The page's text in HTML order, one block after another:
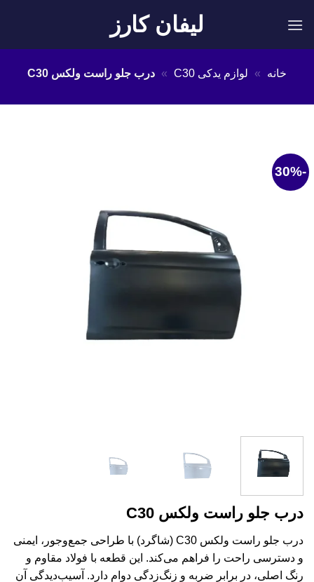
لیفان کارز
خانه » لوازم یدکی C30 » درب جلو راست ولکس C30
-30%
درب جلو راست ولکس C30
درب جلو راست ولکس C30 (شاگرد) با طراحی جمع‌وجور، ایمنی
و دسترسی راحت را فراهم می‌کند. این قطعه با فولاد مقاوم و
رنگ اصلی، در برابر ضربه و زنگ‌زدگی دوام دارد. آسیب‌دیدگی آن